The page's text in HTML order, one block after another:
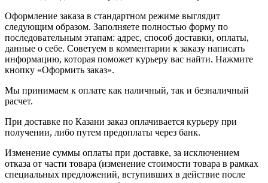
Оформление заказа в стандартном режиме выглядит
следующим образом. Заполняете полностью форму по
последовательным этапам: адрес, способ доставки, оплаты,
данные о себе. Советуем в комментарии к заказу написать
информацию, которая поможет курьеру вас найти. Нажмите
кнопку «Оформить заказ».
Мы принимаем к оплате как наличный, так и безналичный
расчет.
При доставке по Казани заказ оплачивается курьеру при
получении, либо путем предоплаты через банк.
Изменение суммы оплаты при доставке, за исключением
отказа от части товара (изменение стоимости товара в рамках
специальных предложений, вступивших в действие после